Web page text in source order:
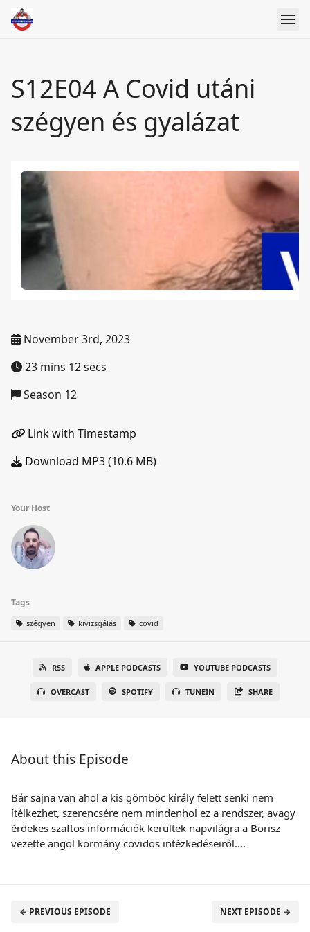
S12E04 A Covid utáni
szégyen és gyalázat
November 3rd, 2023
23 mins 12 secs
Season 12
Link with Timestamp
Download MP3 (10.6 MB)
Your Host
Tags
szégyen kivizsgálás covid
RSS APPLE PODCASTS YOUTUBE PODCASTS
OVERCAST SPOTIFY TUNEIN SHARE
About this Episode
Bár sajna van ahol a kis gömböc kírály felett senki nem
ítélkezhet, szerencsére nem mindenhol ez a rendszer, avagy
érdekes szaftos információk kerültek napvilágra a Borisz
vezette angol kormány covidos intézkedéseiről....
← PREVIOUS EPISODE NEXT EPISODE →